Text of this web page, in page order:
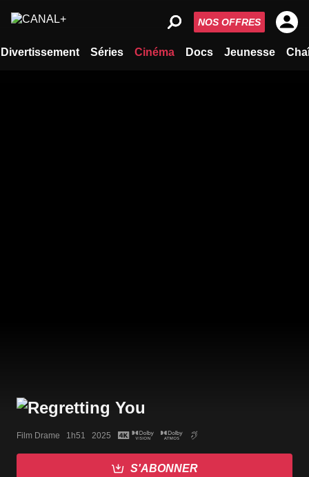
Divertissement Séries Cinéma Docs Jeunesse
NOS OFFRES
Film Drame   1h51   2025
S'ABONNER